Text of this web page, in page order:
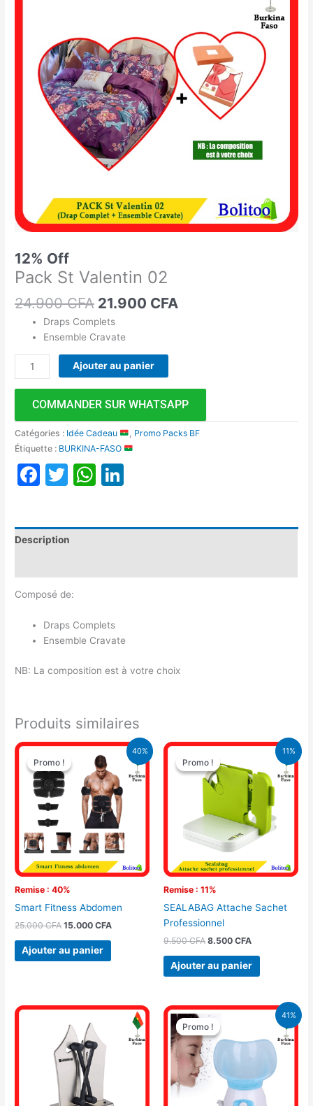
12% Off
Pack St Valentin 02
24.900CFA 21.900 CFA
21.900 CFA.
Draps Complets
Ensemble Cravate
Ajouter au panier
COMMANDER SUR WHATSAPP
Catégories : Idée Cadeau
Promo Packs BF
Étiquette : BURKINA-FASO
Facebook
TwitterWhatsApp
Description
Composé de:
Draps Complets
Ensemble Cravate
NB: La composition est à votre choix
Produits similaires
40%
Promo !
Remise : 40%
Promo !
Smart Fitness Abdomen
25.000CFA
Le
prix
initial
était :
25.000 CFA.
15.000CFA
Le
prix
actuel
est :
15.000 CFA.
Ajouter au panier
11%
Promo !
Remise : 11%
Promo !
SEALABAG Attache Sachet
Professionnel
9.500CFA
Le
prix
initial
était :
9.500 CFA.
8.500 CFA
Le
actuel
est :
8.500 CFA.
Ajouter au panier
41%
Promo !
Promo !
Le
prix
initial
était :
16.900 CFA.
Le
est :
9.900 CFA.